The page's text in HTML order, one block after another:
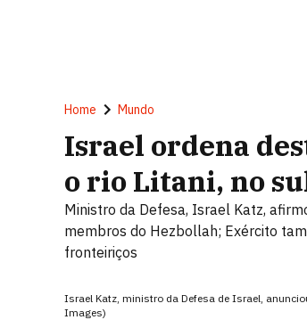
Home Mundo
Israel ordena
o rio Litani, no
Ministro da Defesa, Israel Katz,
membros do Hezbollah; Exército
fronteiriços
Israel Katz, ministro da Defesa de Israel,
Images)